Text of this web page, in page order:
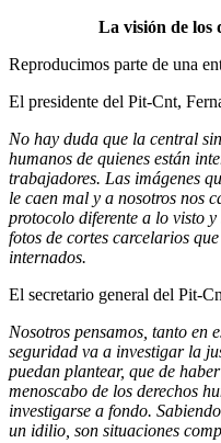
La visión de los
Reproducimos parte de una
El presidente del Pit-Cnt,
No hay duda que la central
humanos de quienes están
trabajadores. Las imágenes
le caen mal y a nosotros nos
protocolo diferente a lo visto
fotos de cortes carcelarios
internados.
El secretario general del Pit-
Nosotros pensamos, tanto en
seguridad va a investigar la
puedan plantear, que de
menoscabo de los derechos
investigarse a fondo.
un idilio, son situaciones